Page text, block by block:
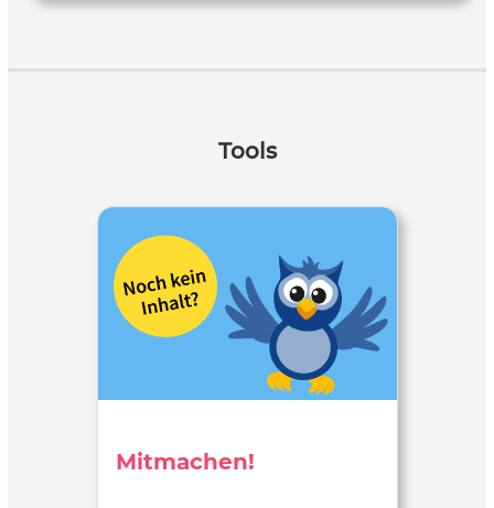
Tools
Mitmachen!